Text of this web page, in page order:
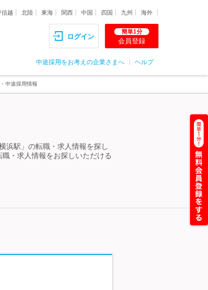
信越 北陸 東海 関西 中国 四国 九州 海外
ログイン
簡単1分
会員登録
中途採用をお考えの企業さまへ ヘルプ
中途採用情報
浜駅」の転職・求人情報を探し
・求人情報をお探しいただける